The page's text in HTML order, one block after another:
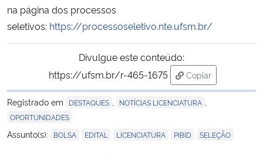
Gabinete de Segurança Institucional
Banco Central do Brasil
Planalto
na página dos processos
seletivos: https://processoseletivo.nte.ufsm.br/
Divulgue este conteúdo:
https://ufsm.br/r-465-1675
Copiar
para área de
Registrado em
DESTAQUES NOTÍCIAS LICENCIATURA
OPORTUNIDADES
Assunto(s): BOLSA EDITAL LICENCIATURA PIBID SELEÇÃO